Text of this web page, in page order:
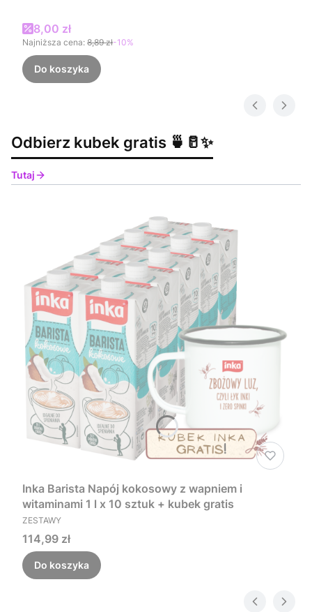
Cena promocyjna
8,00 zł
Najniższa cena: 8,89 zł-10%
Do koszyka
Odbierz kubek gratis 🍵🥛✨
Tutaj
Inka Barista Napój kokosowy z wapniem i
witaminami 1 l x 10 sztuk + kubek gratis
PRODUCENT
ZESTAWY
Cena
114,99 zł
Do koszyka